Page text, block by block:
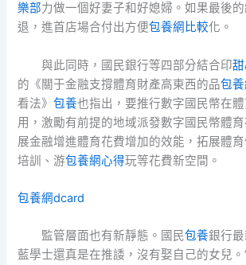
樂部力做一個好妻子和好媳婦。如果最後
退，進首店場合付出方便包養網比較化。
與此同時，國民銀行等四部分結合印
的《關于金融支撐體育財產高東西的品包養
看法》包養也指出，要推行數字國民幣在體
用，激勵有前提的地域派發數字國民幣體
展金融增進體育花費增加的效能，拓展體育
培訓、游包養網心得玩等花費新空間。
包養網dcard
監管層面也有新靜態。國民包養銀行最
藍學士還真是在推諉，沒有娶自己的女兒